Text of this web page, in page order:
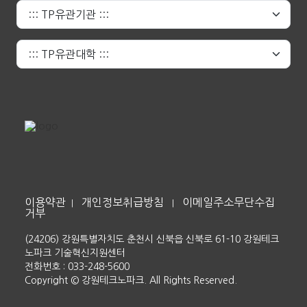
이용약관 개인정보취급방침
이메일주소무단수집
거부
(24206) 강원특별자치도 춘천시 신북읍 신북로 61-10 강원테크
노파크 기술혁신지원센터
전화번호 : 033-248-5600
Copyright © 강원테크노파크. All Rights Reserved.